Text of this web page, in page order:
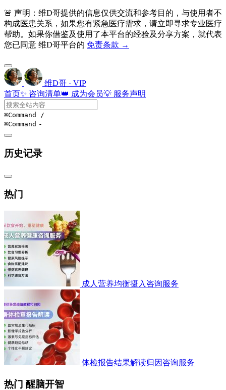
🚨 声明：维D哥提供的信息仅供交流和参考目的，与使用者不
构成医患关系，如果您有紧急医疗需求，请立即寻求专业医疗
帮助。如果你借鉴及使用了本平台的经验及分享方案，就代表
您已同意 维D哥平台的 免责条款 →
维D哥 · VIP
首页✨ 咨询清单👑 成为会员💡 服务声明
⌘Command /
⌘Command -
历史记录
热门
成人营养均衡摄入咨询服务
体检报告结果解读归因咨询服务
热门 醒脑开智